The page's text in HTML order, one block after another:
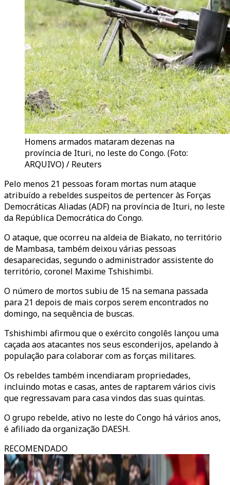
Homens armados mataram dezenas na
província de Ituri, no leste do Congo. (Foto:
ARQUIVO) / Reuters
Pelo menos 21 pessoas foram mortas num ataque
atribuído a rebeldes suspeitos de pertencer às Forças
Democráticas Aliadas (ADF) na província de Ituri, no leste
da República Democrática do Congo.
O ataque, que ocorreu na aldeia de Biakato, no território
de Mambasa, também deixou várias pessoas
desaparecidas, segundo o administrador assistente do
território, coronel Maxime Tshishimbi.
O número de mortos subiu de 15 na semana passada
para 21 depois de mais corpos serem encontrados no
domingo, na sequência de buscas.
Tshishimbi afirmou que o exército congolês lançou uma
caçada aos atacantes nos seus esconderijos, apelando à
população para colaborar com as forças militares.
Os rebeldes também incendiaram propriedades,
incluindo motas e casas, antes de raptarem vários civis
que regressavam para casa vindos das suas quintas.
O grupo rebelde, ativo no leste do Congo há vários anos,
é afiliado da organização DAESH.
RECOMENDADO